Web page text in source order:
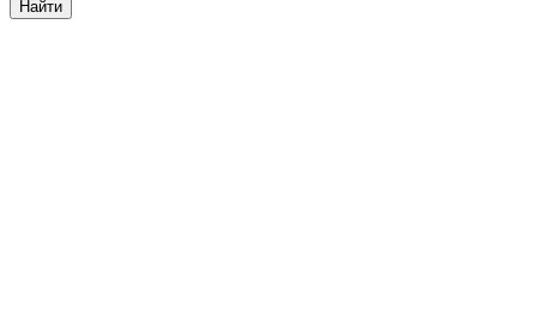
Найти